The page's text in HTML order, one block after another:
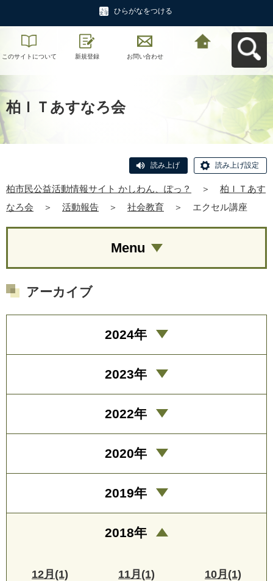
ひらがなをつける
このサイトについて 新規登録 お問い合わせ
柏ＩＴあすなろ会
読み上げ 読み上げ設定
柏市民公益活動情報サイト かしわん、ぽっ？ ＞
柏ＩＴあす
なろ会
＞ 活動報告 ＞ 社会教育 ＞ エクセル講座
Menu
アーカイブ
2024年
2023年
2022年
2020年
2019年
2018年
12月(1) 11月(1) 10月(1)